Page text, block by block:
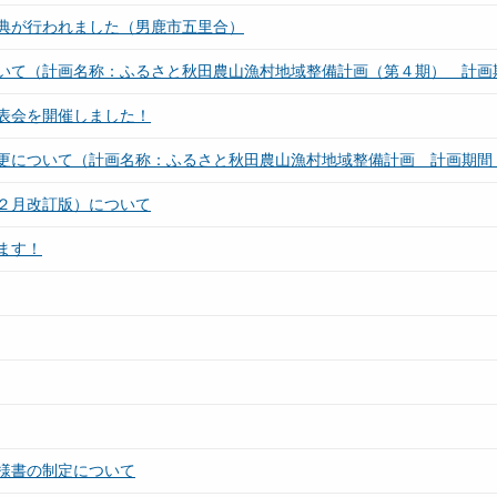
行われました（男鹿市五里合）
て（計画名称：ふるさと秋田農山漁村地域整備計画（第４期） 計画
を開催しました！
について（計画名称：ふるさと秋田農山漁村地域整備計画 計画期間
月改訂版）について
す！
書の制定について